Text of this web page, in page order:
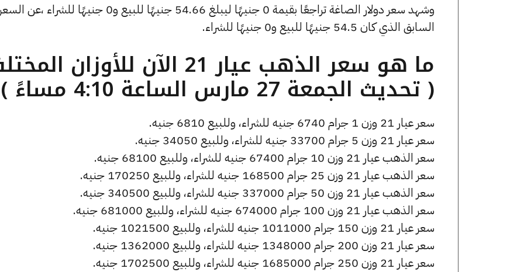
وشهد سعر دولار الصاغة تراجعًا بقيمة 0 جنيهًا ليبلغ 54.66 جنيهًا للبيع و0 جنيهًا للشراء ،عن السعر
السابق الذي كان 54.5 جنيهًا للبيع و0 جنيهًا للشراء.
ما هو سعر الذهب عيار 21 الآن للأوزان
( تحديث الجمعة 27 مارس الساعة 4:10 مساءً )
سعر عيار 21 وزن 1 جرام 6740 جنيه للشراء، وللبيع 6810 جنيه.
سعر عيار 21 وزن 5 جرام 33700 جنيه للشراء، وللبيع 34050 جنيه.
سعر الذهب عيار 21 وزن 10 جرام 67400 جنيه للشراء، وللبيع 68100 جنيه.
سعر الذهب عيار 21 وزن 25 جرام 168500 جنيه للشراء، وللبيع 170250 جنيه.
سعر الذهب عيار 21 وزن 50 جرام 337000 جنيه للشراء، وللبيع 340500 جنيه.
سعر الذهب عيار 21 وزن 100 جرام 674000 جنيه للشراء، وللبيع 681000 جنيه.
سعر عيار 21 وزن 150 جرام 1011000 جنيه للشراء، وللبيع 1021500 جنيه.
سعر عيار 21 وزن 200 جرام 1348000 جنيه للشراء، وللبيع 1362000 جنيه.
سعر عيار 21 وزن 250 جرام 1685000 جنيه للشراء، وللبيع 1702500 جنيه.